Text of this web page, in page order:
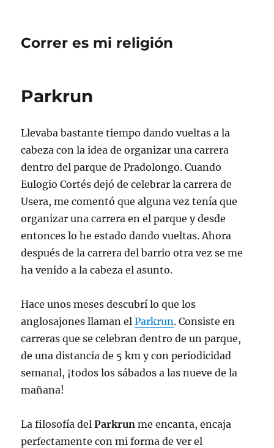
Correr es mi religión
Parkrun
Llevaba bastante tiempo dando vueltas a la
cabeza con la idea de organizar una carrera
dentro del parque de Pradolongo. Cuando
Eulogio Cortés dejó de celebrar la carrera de
Usera, me comentó que alguna vez tenía que
organizar una carrera en el parque y desde
entonces lo he estado dando vueltas. Ahora
después de la carrera del barrio otra vez se me
ha venido a la cabeza el asunto.
Hace unos meses descubrí lo que los
anglosajones llaman elParkrun. Consiste en
carreras que se celebran dentro de un parque,
de una distancia de 5 km y con periodicidad
semanal, ¡todos los sábados a las nueve de la
mañana!
La filosofía delParkrun me encanta, encaja
perfectamente con mi forma de ver el